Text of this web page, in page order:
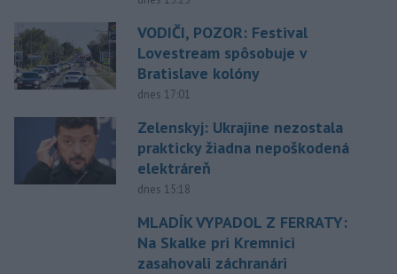
VODIČI, POZOR: Festival
Lovestream spôsobuje v
Bratislave kolóny
dnes 17:01
Zelenskyj: Ukrajine nezostala
prakticky žiadna nepoškodená
elektráreň
dnes 15:18
MLADÍK VYPADOL Z FERRATY:
Na Skalke pri Kremnici
zasahovali záchranári